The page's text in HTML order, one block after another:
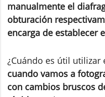
manualmente el
obturación
encarga de establecer
¿Cuándo es útil utilizar
cuando vamos a
con cambios bruscos